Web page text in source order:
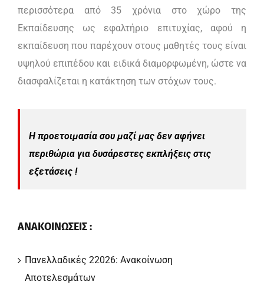
περισσότερα από 35 χρόνια στο χώρο της
Εκπαίδευσης ως εφαλτήριο επιτυχίας, αφού η
εκπαίδευση που παρέχουν στους μαθητές τους είναι
υψηλού επιπέδου και ειδικά διαμορφωμένη, ώστε να
διασφαλίζεται η κατάκτηση των στόχων τους.
Η προετοιμασία σου μαζί μας δεν αφήνει
περιθώρια για δυσάρεστες εκπλήξεις στις
εξετάσεις !
ΑΝΑΚΟΙΝΩΣΕΙΣ :
Πανελλαδικές 22026: Ανακοίνωση
Αποτελεσμάτων